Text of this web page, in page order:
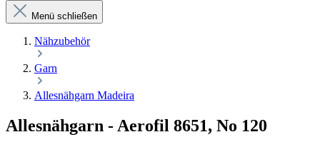
Menü schließen
Nähzubehör
Garn
Allesnähgarn Madeira
Allesnähgarn - Aerofil 8651, No 120